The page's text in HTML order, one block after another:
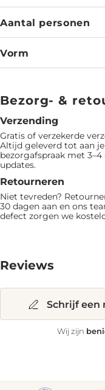
Aantal personen
Vorm
Bezorg- &
Verzending
Gratis of verzekerde
Altijd geleverd tot aan
bezorgafspraak met
updates.
Retourneren
Niet tevreden?
30 dagen aan en ons
defect zorgen we
Reviews
Schrijf een
Wij zijn